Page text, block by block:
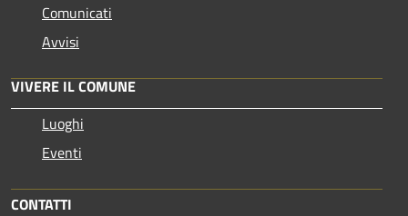
Comunicati
Avvisi
VIVERE IL COMUNE
Luoghi
Eventi
CONTATTI